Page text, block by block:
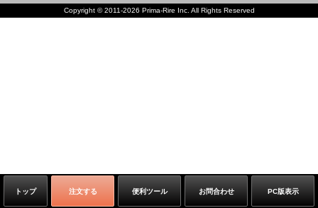
トップ 注文する 便利ツール お問合わせ PC版表示
Copyright ©2011-2026 Prima-Rire Inc. All Rights Reserved